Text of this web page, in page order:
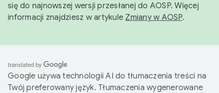
się do najnowszej wersji przesłanej do AOSP. Więcej
informacji znajdziesz w artykule Zmiany w AOSP.
Google używa technologii AI do tłumaczenia treści na
Twój preferowany język. Tłumaczenia wygenerowane